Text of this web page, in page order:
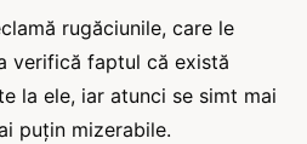
rugăciunile, care le
verifică faptul că există
la ele, iar atunci se simt mai
puțin mizerabile.